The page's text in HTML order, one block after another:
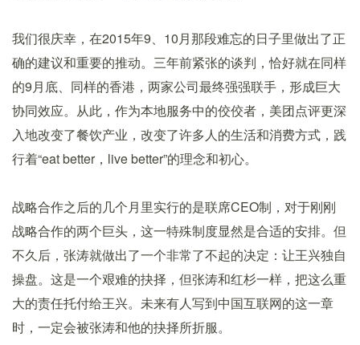
我们很庆幸，在2015年9、10月那段难忘的日子里做出了正
确的建议和重要的推动。三年前紧张的谈判，恰好就在同样
的9月底、同样的香港，两家公司最终强强联手，形成巨大
协同效应。从此，作为本地服务中的佼佼者，美团点评更深
入地改变了餐饮产业，改变了许多人的生活和消费方式，践
行着“eat better，live better”的理念和初心。
战略合作之后的几个月里实行的是联席CEO制，对于刚刚
战略合作的两个巨头，这一特殊制度显然是合适的安排。但
不久后，张涛就做出了一个非常了不起的决定：让王兴独自
操盘。这是一个艰难的抉择，但张涛和红杉一样，把这么重
大的责任托付给王兴。未来有人写到中国互联网的这一章
时，一定会被张涛和他的抉择所折服。